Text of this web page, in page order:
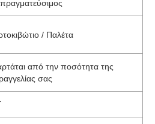
/ Παλέτα
από την ποσότητα της
σας